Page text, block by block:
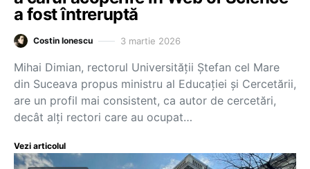
a fost întreruptă
Costin Ionescu 3 martie 2026
Mihai Dimian, rectorul Universității Ștefan cel Mare
din Suceava propus ministru al Educației și Cercetării,
are un profil mai consistent, ca autor de cercetări,
decât alți rectori care au ocupat…
Vezi articolul